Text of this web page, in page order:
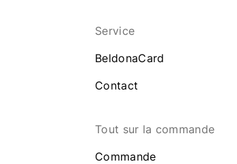
Service
BeldonaCard
Contact
Tout sur la commande
Commande